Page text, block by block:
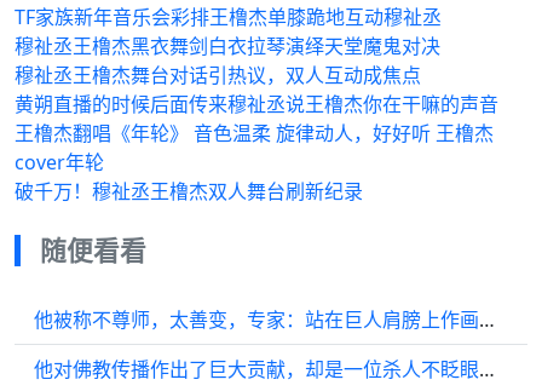
TF家族新年音乐会彩排王橹杰单膝跪地互动穆祉丞
穆祉丞王橹杰黑衣舞剑白衣拉琴演绎天堂魔鬼对决
穆祉丞王橹杰舞台对话引热议，双人互动成焦点
黄朔直播的时候后面传来穆祉丞说王橹杰你在干嘛的声音
王橹杰翻唱《年轮》 音色温柔 旋律动人，好好听 王橹杰
cover年轮
破千万！穆祉丞王橹杰双人舞台刷新纪录
随便看看
他被称不尊师，太善变，专家：站在巨人肩膀上作画的大师
他对佛教传播作出了巨大贡献，却是一位杀人不眨眼的大魔头